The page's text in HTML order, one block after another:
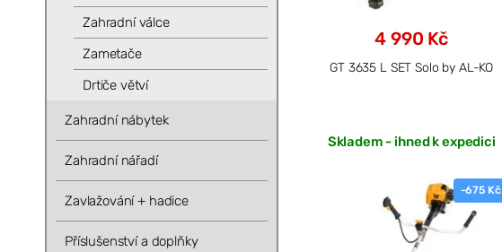
Zahradní válce
Zametače
Drtiče větví
Zahradní nábytek
Zahradní nářadí
Zavlažování + hadice
Příslušenství a doplňky
4 990 Kč
GT 3635 L SET Solo by AL-KO
Skladem - ihned k expedici
-675 Kč